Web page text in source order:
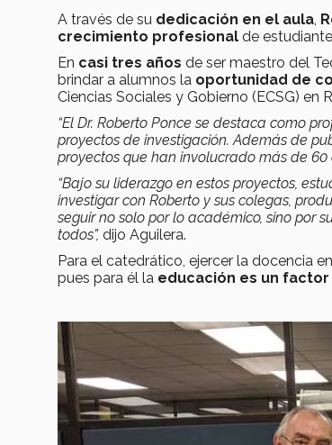
A través de su dedicación en el aula
crecimiento profesional de
En casi tres años de ser maestro del
brindar a alumnos la oportunidad de
Ciencias Sociales y Gobierno (ECSG) en
“El Dr. Roberto Ponce se destaca como
proyectos de investigación. Además de
proyectos que han involucrado más de 60
“Bajo su liderazgo en estos proyectos,
investigar con Roberto y sus colegas,
seguir no solo por lo académico, sino por
todos”, dijo Aguilera.
Para el catedrático, ejercer la docencia
pues para él la educación es un